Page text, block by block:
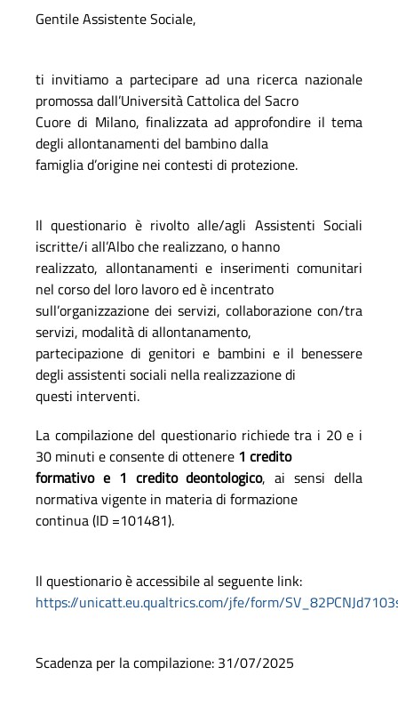
Gentile Assistente Sociale,
ti invitiamo a partecipare ad una ricerca nazionale
promossa dall’Università Cattolica del Sacro
Cuore di Milano, finalizzata ad approfondire il tema
degli allontanamenti del bambino dalla
famiglia d’origine nei contesti di protezione.
Il questionario è rivolto alle/agli Assistenti Sociali
iscritte/i all’Albo che realizzano, o hanno
realizzato, allontanamenti e inserimenti comunitari
nel corso del loro lavoro ed è incentrato
sull’organizzazione dei servizi, collaborazione con/tra
servizi, modalità di allontanamento,
partecipazione di genitori e bambini e il benessere
degli assistenti sociali nella realizzazione di
questi interventi.
La compilazione del questionario richiede tra i 20 e i
30 minuti e consente di ottenere 1 credito
formativo e 1 credito deontologico, ai sensi della
normativa vigente in materia di formazione
continua (ID =101481).
Il questionario è accessibile al seguente link:
https://unicatt.eu.qualtrics.com/jfe/form/
Scadenza per la compilazione: 31/07/2025